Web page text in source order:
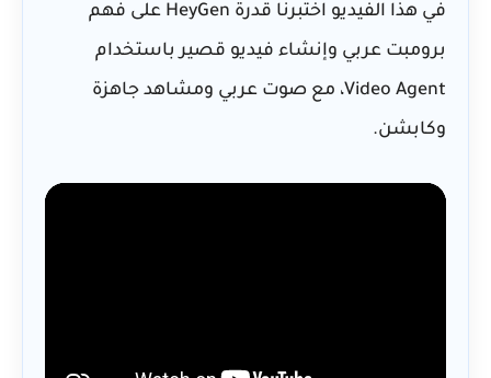
في هذا الفيديو اختبرنا قدرة HeyGen على فهم
برومبت عربي وإنشاء فيديو قصير باستخدام
Video Agent، مع صوت عربي ومشاهد جاهزة
وكابشن.